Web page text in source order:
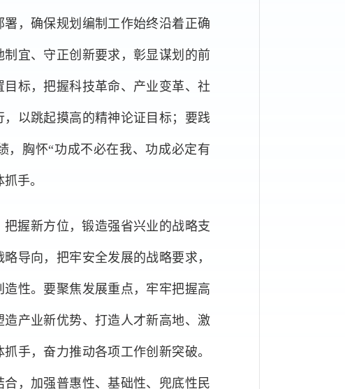
，确保规划编制工作始终沿着正确
宜、守正创新要求，彰显谋划的前
标，把握科技革命、产业变革、社
以跳起摸高的精神论证目标；要践
，胸怀“功成不必在我、功成必定有
手。
握新方位，锻造强省兴业的战略支
导向，把牢安全发展的战略要求，
性。要聚焦发展重点，牢牢把握高
产业新优势、打造人才新高地、激
手，奋力推动各项工作创新突破。
，加强普惠性、基础性、兜底性民